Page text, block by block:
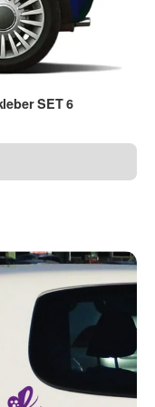
ich zur Kenntnis
SET 6